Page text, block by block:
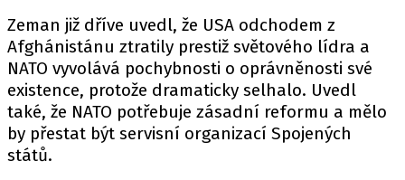
Zeman již dříve uvedl, že USA odchodem z
Afghánistánu ztratily prestiž světového lídra a
NATO vyvolává pochybnosti o oprávněnosti své
existence, protože dramaticky selhalo. Uvedl
také, že NATO potřebuje zásadní reformu a mělo
by přestat být servisní organizací Spojených
států.